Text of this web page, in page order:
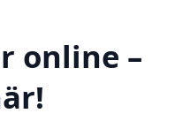
online –